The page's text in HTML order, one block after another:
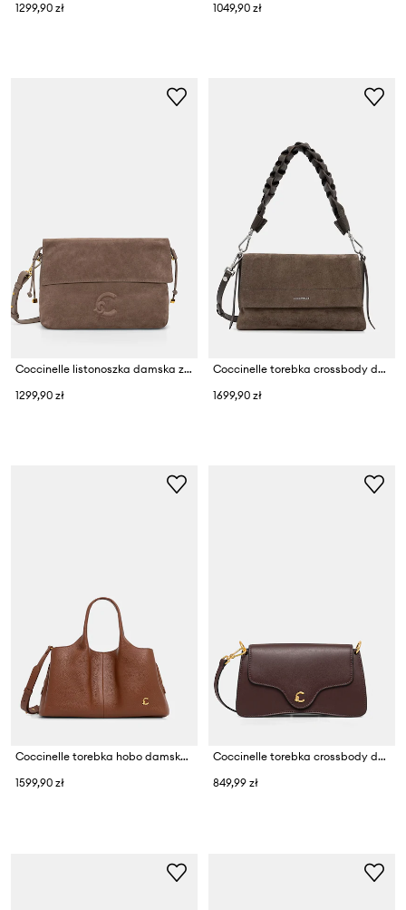
1299,90 zł 1049,90 zł
Coccinelle listonoszka damska zamszowa
1299,90 zł
Coccinelle torebka crossbody damska zamszowa
1699,90 zł
Coccinelle torebka hobo damska skórzana
1599,90 zł
Coccinelle torebka crossbody damska skórzana
849,99 zł